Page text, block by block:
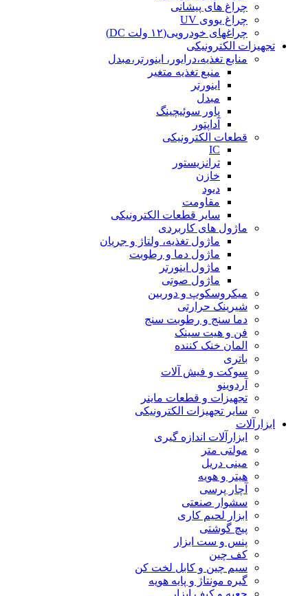
چراغ های پیشانی
چراغ یووی UV
چراغهای خودرویی(۱۲ ولت DC)
تجهیزات الکترونیکی
منابع تغذیه،درایور، اینورتر،مبدل
منبع تغذیه متغیر
اینورتر
مبدل
پاور سوئیچینگ
آداپتور
قطعات الکترونیکی
IC
ترانزیستور
خازن
دیود
مقاومت
سایر قطعات الکترونیکی
ماژول های کاربردی
ماژول تغذیه، ولتاژ و جریان
ماژول دما و رطوبت
ماژول اینورتر
ماژول صوتی
میکروسکوپ و دوربین
شیرینک حرارتی
دما سنج و رطوبت سنج
فن و هیت سینک
المان خنک کننده
باتری
سوکت و فیش آلات
آردوینو
تجهیزات و قطعات ماینر
سایر تجهیزات الکترونیکی
ابزارآلات
ابزارآلات اندازه گیری
مولتی متر
مینی دریل
هیتر و هویه
آچار پرسی
سشوار صنعتی
ابزار لحیم کاری
پیچ گوشتی
پنس و ست ابزار
کف چین
سیم چین و کابل لخت کن
گیره مونتاژ و پایه هویه
جعبه و کیف ابزار